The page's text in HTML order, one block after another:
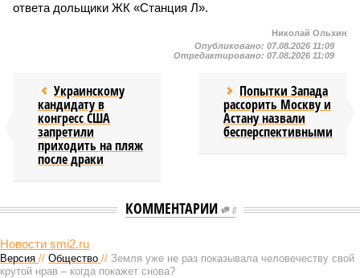
ответа дольщики ЖК «Станция Л».
Николай Ольхин
Опубликовано: 07.08.2026 11:09
Отредактировано: 07.08.2026 11:09
Украинскому
кандидату в
конгресс США
запретили
приходить на пляж
после драки
Попытки Запада
рассорить Москву и
Астану назвали
бесперспективными
КОММЕНТАРИИ 0
Новости smi2.ru
Версия // Общество // Земля уже не раз показывала человечеству свой
крутой нрав – когда покажет снова?